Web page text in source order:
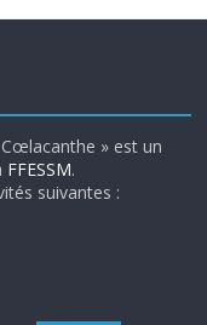
» est un
FFESSM.
suivantes :